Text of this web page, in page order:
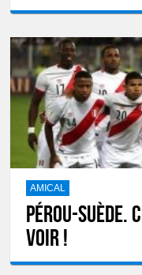
AMICAL
Pérou-
voir !